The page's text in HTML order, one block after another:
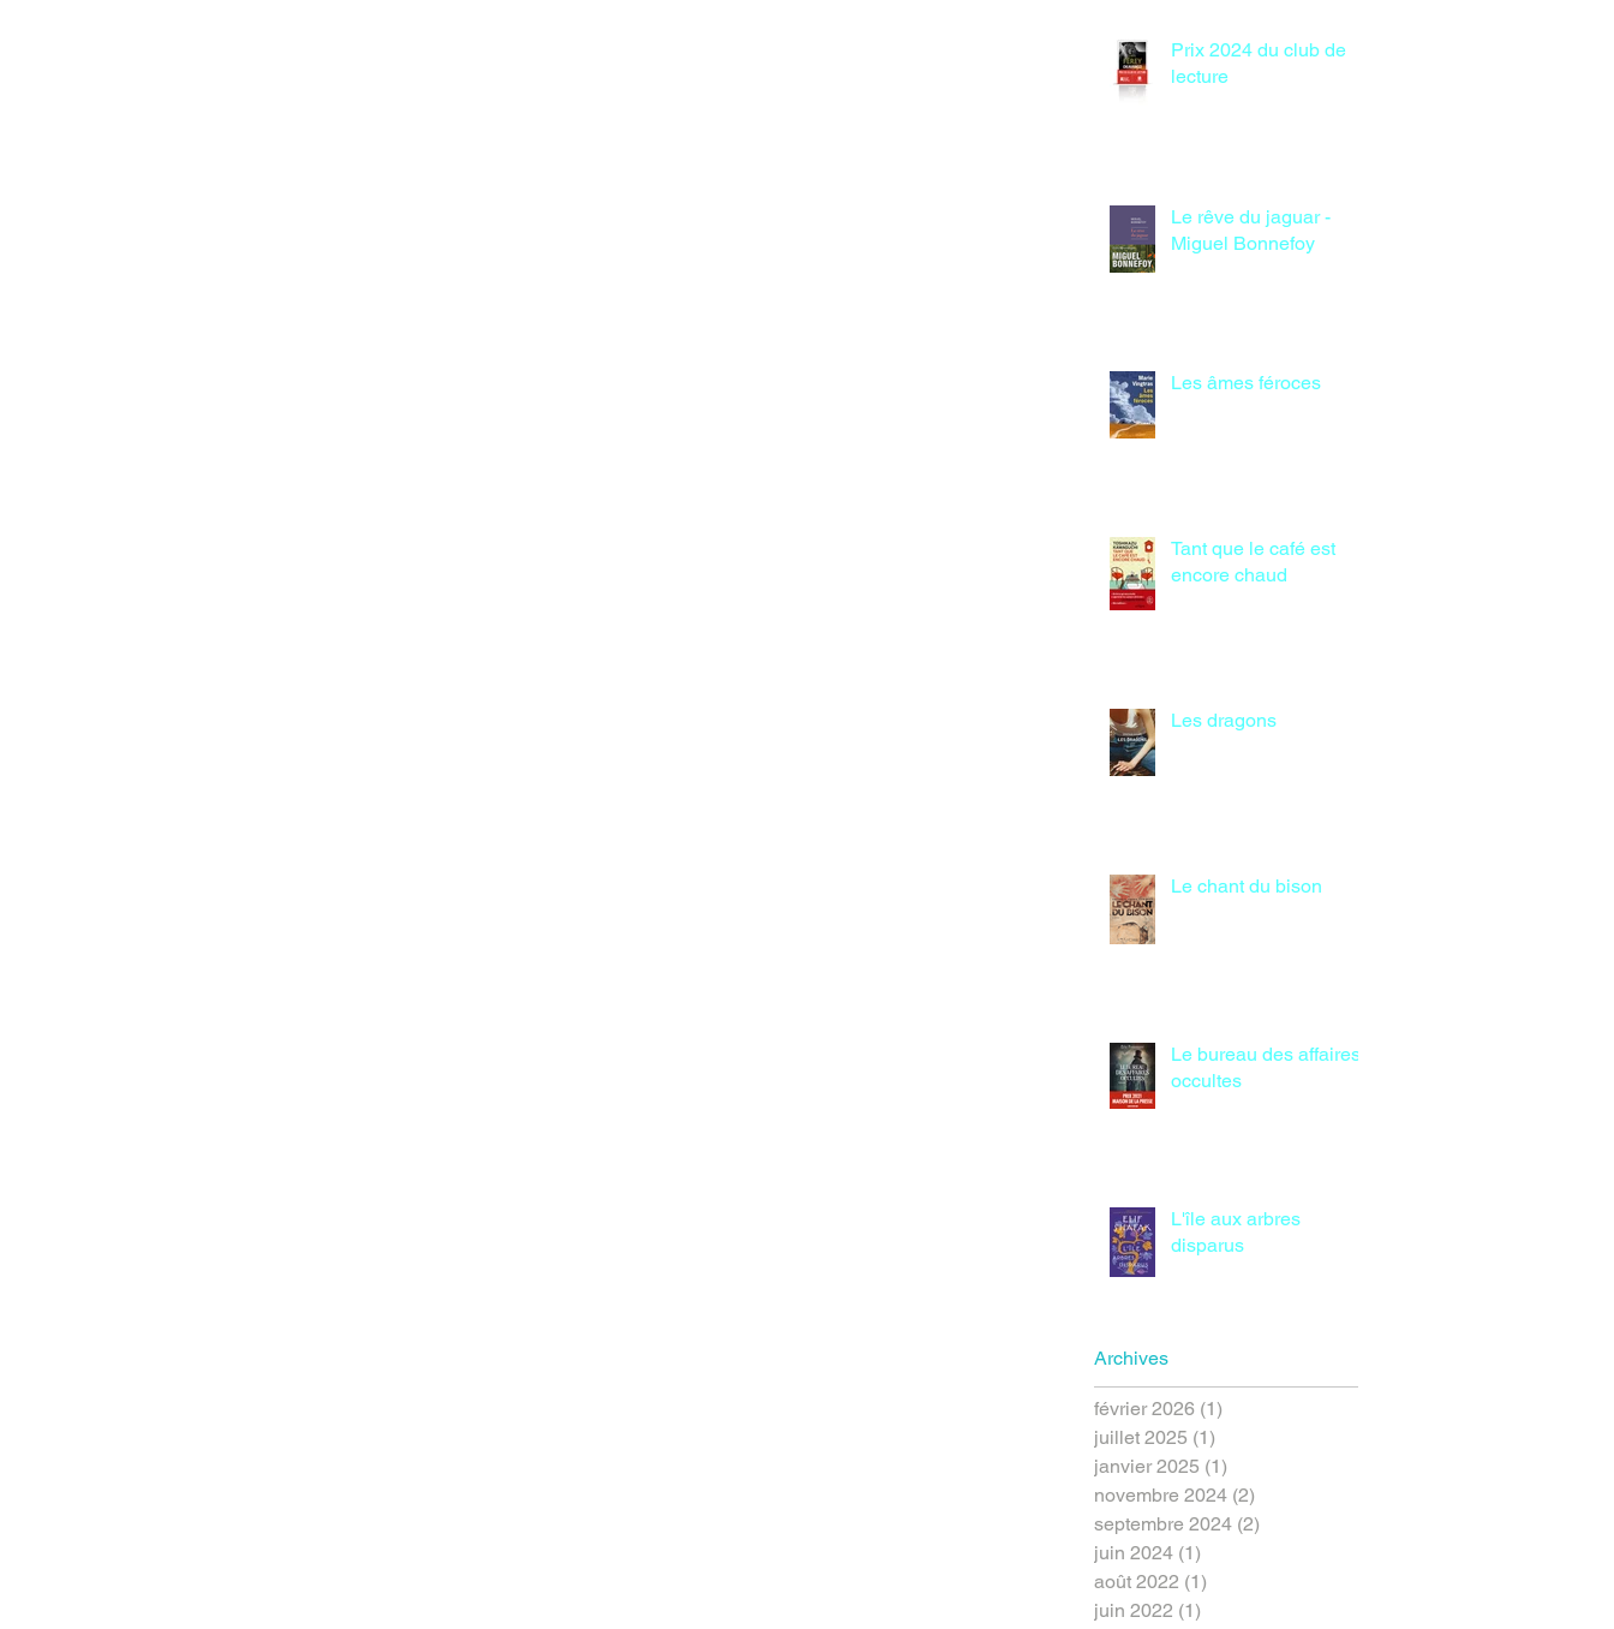
Prix 2024 du club de
lecture
Le rêve du jaguar -
Miguel Bonnefoy
Les âmes féroces
Tant que le café est
encore chaud
Les dragons
Le chant du bison
Le bureau des affaires
occultes
L'île aux arbres
disparus
Archives
février 2026 (1)
juillet 2025 (1)
janvier 2025 (1)
novembre 2024 (2)
septembre 2024 (2)
juin 2024 (1)
août 2022 (1)
juin 2022 (1)